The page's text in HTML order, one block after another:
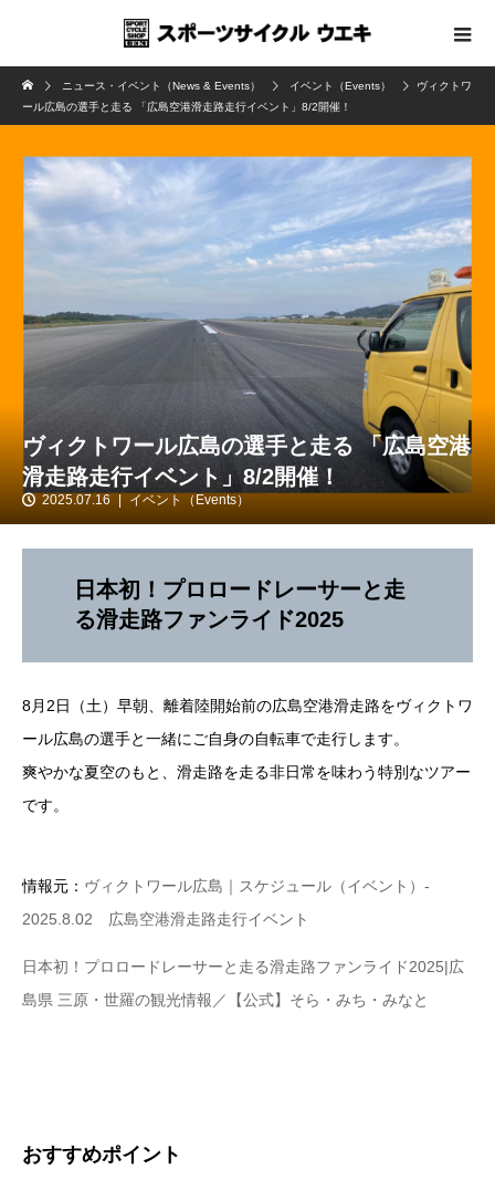
ニュース・イベント（News & Events） イベント（Events）
ヴィクトワ
ール広島の選手と走る 「広島空港滑走路走行イベント」8/2開催！
ヴィクトワール広島の選手と走る 「広島空港
滑走路走行イベント」8/2開催！
2025.07.16 イベント（Events）
日本初！プロロードレーサーと走
る滑走路ファンライド2025
8月2日（土）早朝、離着陸開始前の広島空港滑走路をヴィクトワ
ール広島の選手と一緒にご自身の自転車で走行します。
爽やかな夏空のもと、滑走路を走る非日常を味わう特別なツアー
です。
情報元： ヴィクトワール広島｜スケジュール（イベント）‐
2025.8.02 広島空港滑走路走行イベント
日本初！プロロードレーサーと走る滑走路ファンライド2025|広
島県 三原・世羅の観光情報／【公式】そら・みち・みなと
おすすめポイント